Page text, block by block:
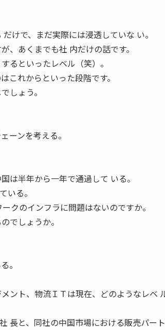
けで、まだ実際には浸透していな い。
、あくまでも社 内だけの話です。
るといったレベル（笑）。
これからといった段階です。
しょう。
ーンを考える。
は半年から一年で通過して いる。
いる。
クのインフラに問題はないのですか。
でしょうか。
。
ント、物流ＩＴは現在、どのようなレベ
長と、同社の中国市場における販売パー